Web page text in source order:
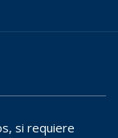
si requiere